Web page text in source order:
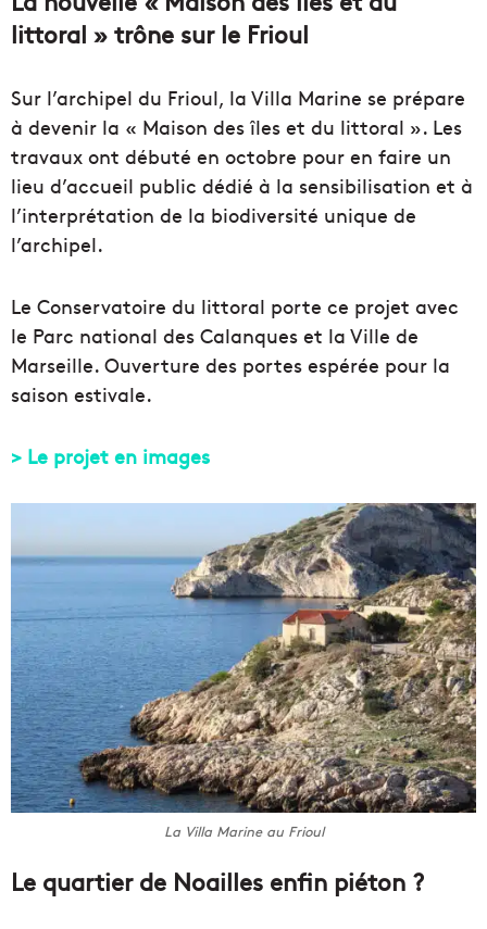
littoral » trône sur le Frioul
Sur l’archipel du Frioul, la Villa Marine se prépare
à devenir la « Maison des îles et du littoral ». Les
travaux ont débuté en octobre pour en faire un
lieu d’accueil public dédié à la sensibilisation et à
l’interprétation de la biodiversité unique de
l’archipel.
Le Conservatoire du littoral porte ce projet avec
le Parc national des Calanques et la Ville de
Marseille. Ouverture des portes espérée pour la
saison estivale.
> Le projet en images
La Villa Marine au Frioul
Le quartier de Noailles enfin piéton ?